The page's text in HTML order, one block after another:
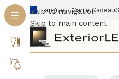
Skip to navigation
Skip to main content
Langue Carte Cadeau
Accueil